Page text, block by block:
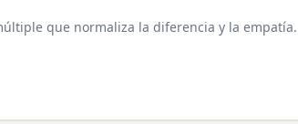
que normaliza la diferencia y la empatía.